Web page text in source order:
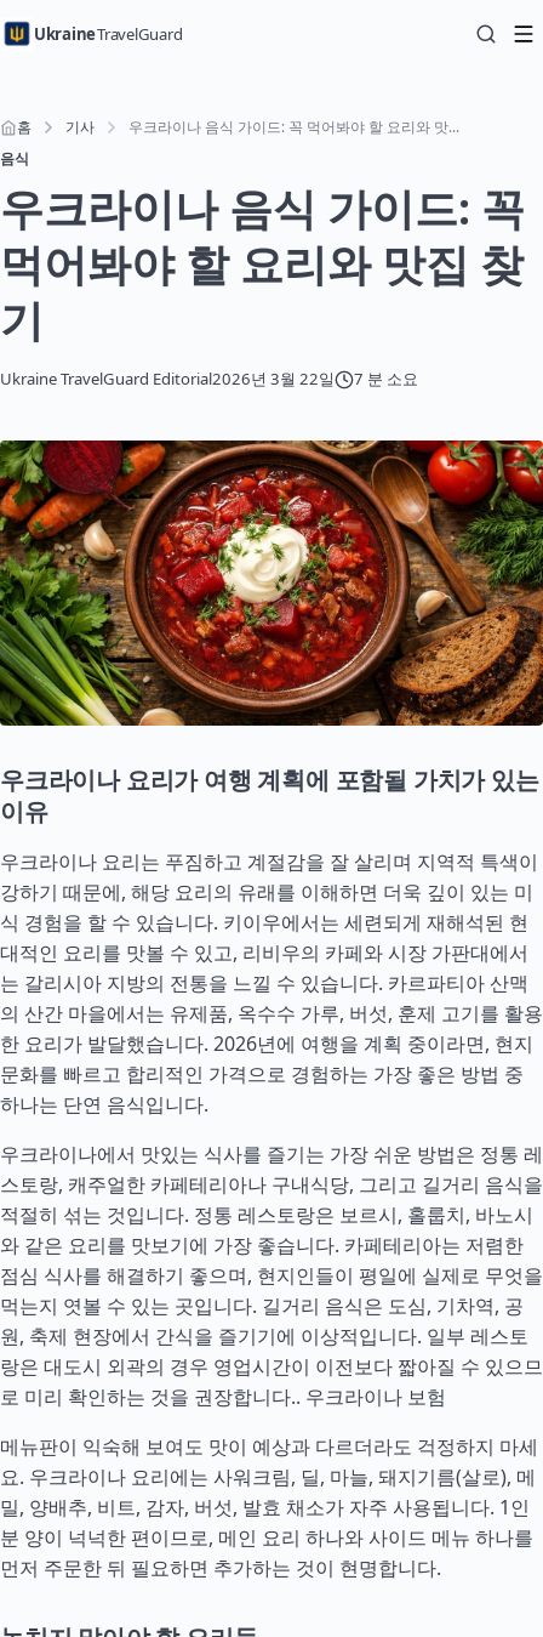
UkraineTravelGuard
홈 기사
우크라이나 음식 가이드: 꼭 먹어봐야 할 요리와 맛집 찾기
음식
우크라이나 음식 가이드: 꼭
먹어봐야 할 요리와 맛집 찾
기
Ukraine TravelGuard Editorial2026년 3월 22일 7 분 소요
우크라이나 요리가 여행 계획에 포함될 가치가 있는
이유
우크라이나 요리는 푸짐하고 계절감을 잘 살리며 지역적 특색이
강하기 때문에, 해당 요리의 유래를 이해하면 더욱 깊이 있는 미
식 경험을 할 수 있습니다. 키이우에서는 세련되게 재해석된 현
대적인 요리를 맛볼 수 있고, 리비우의 카페와 시장 가판대에서
는 갈리시아 지방의 전통을 느낄 수 있습니다. 카르파티아 산맥
의 산간 마을에서는 유제품, 옥수수 가루, 버섯, 훈제 고기를 활용
한 요리가 발달했습니다. 2026년에 여행을 계획 중이라면, 현지
문화를 빠르고 합리적인 가격으로 경험하는 가장 좋은 방법 중
하나는 단연 음식입니다.
우크라이나에서 맛있는 식사를 즐기는 가장 쉬운 방법은 정통 레
스토랑, 캐주얼한 카페테리아나 구내식당, 그리고 길거리 음식을
적절히 섞는 것입니다. 정통 레스토랑은 보르시, 홀룹치, 바노시
와 같은 요리를 맛보기에 가장 좋습니다. 카페테리아는 저렴한
점심 식사를 해결하기 좋으며, 현지인들이 평일에 실제로 무엇을
먹는지 엿볼 수 있는 곳입니다. 길거리 음식은 도심, 기차역, 공
원, 축제 현장에서 간식을 즐기기에 이상적입니다. 일부 레스토
랑은 대도시 외곽의 경우 영업시간이 이전보다 짧아질 수 있으므
로 미리 확인하는 것을 권장합니다.. 우크라이나 보험
메뉴판이 익숙해 보여도 맛이 예상과 다르더라도 걱정하지 마세
요. 우크라이나 요리에는 사워크림, 딜, 마늘, 돼지기름(살로), 메
밀, 양배추, 비트, 감자, 버섯, 발효 채소가 자주 사용됩니다. 1인
분 양이 넉넉한 편이므로, 메인 요리 하나와 사이드 메뉴 하나를
먼저 주문한 뒤 필요하면 추가하는 것이 현명합니다.